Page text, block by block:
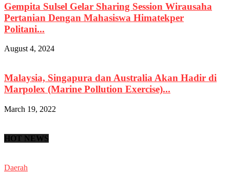
Gempita Sulsel Gelar Sharing Session Wirausaha
Pertanian Dengan Mahasiswa Himatekper
Politani...
August 4, 2024
Malaysia, Singapura dan Australia Akan Hadir di
Marpolex (Marine Pollution Exercise)...
March 19, 2022
HOT NEWS
Daerah